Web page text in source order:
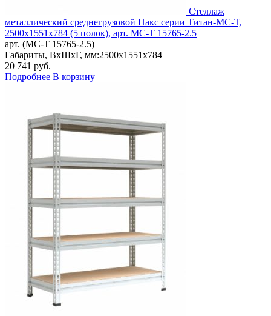
Стеллаж
металлический среднегрузовой Пакс серии Титан-МС-Т,
2500x1551x784 (5 полок), арт. МС-Т 15765-2.5
арт. (МС-Т 15765-2.5)
Габариты, ВxШxГ, мм:2500x1551x784
20 741 руб.
Подробнее В корзину